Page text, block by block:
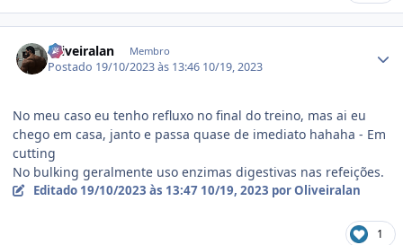
Oliveiralan Membro
Postado 19/10/2023 às 13:46 10/19, 2023
No meu caso eu tenho refluxo no final do treino, mas ai eu
chego em casa, janto e passa quase de imediato hahaha - Em
cutting
No bulking geralmente uso enzimas digestivas nas refeições.
Editado 19/10/2023 às 13:47 10/19, 2023 por Oliveiralan
1